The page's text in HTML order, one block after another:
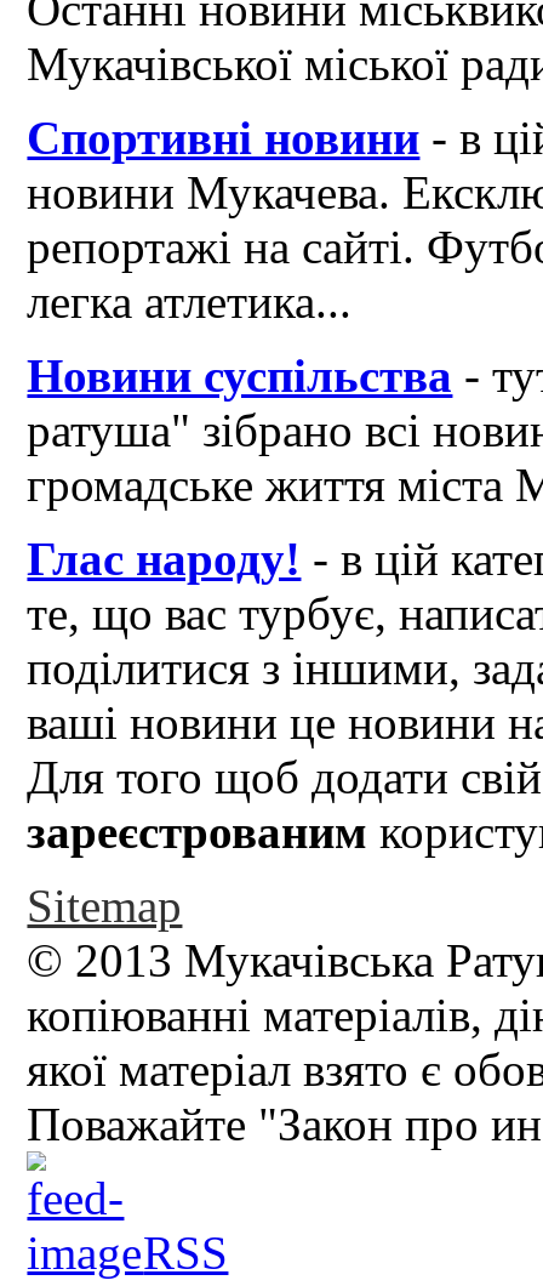
Мукачівської міської
Спортивні новини - в
новини Мукачева.
репортажі на сайті.
легка атлетика...
Новини суспільства -
ратуша" зібрано всі
громадське життя міста
Глас народу! - в цій
те, що вас турбує,
поділитися з іншими,
ваші новини це новини
Для того щоб додати
зареєстрованим
Sitemap
© 2013 Мукачівська
копіюванні матеріалів,
якої матеріал взято є
Поважайте "Закон про
RSS